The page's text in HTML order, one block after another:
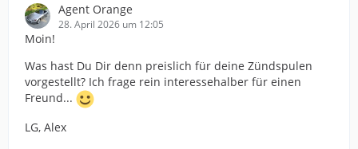
Agent Orange
28. April 2026 um 12:05
Moin!
Was hast Du Dir denn preislich für deine Zündspulen
vorgestellt? Ich frage rein interessehalber für einen
Freund...
LG, Alex